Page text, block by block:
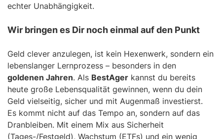
echter Unabhängigkeit.
Wir bringen es Dir noch einmal auf den Punkt
Geld clever anzulegen, ist kein Hexenwerk, sondern ein
lebenslanger Lernprozess – besonders in den
goldenen Jahren. Als BestAger kannst du bereits
heute große Lebensqualität gewinnen, wenn du dein
Geld vielseitig, sicher und mit Augenmaß investierst.
Es kommt nicht auf das Tempo an, sondern auf das
Dranbleiben. Mit einem Mix aus Sicherheit
(Tages-/Festgeld), Wachstum (ETFs) und ein wenig